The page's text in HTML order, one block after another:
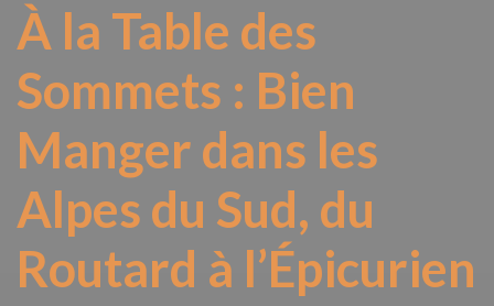
À la Table des
Sommets : Bien
Manger dans les
Alpes du Sud, du
Routard à l’Épicurien